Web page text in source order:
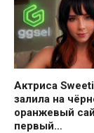
Актриса
залила на
оранжевый
первый…